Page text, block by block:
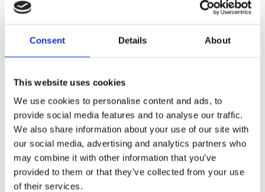
Consent Details About
This website uses cookies
We use cookies to personalise content and ads, to
provide social media features and to analyse our traffic.
We also share information about your use of our site with
our social media, advertising and analytics partners who
may combine it with other information that you’ve
provided to them or that they’ve collected from your use
of their services.
Giochi di colore tra
pareti, testate e sofà
Uno dei modi per esaltare il capitonné è
quello di studiare